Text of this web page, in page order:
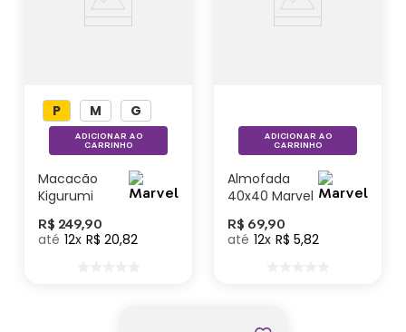
Macacão
Kigurumi
Ferro –
Marvel
R$ 249,90
12 R$ 20,82
P M G
ADICIONAR AO
CARRINHO
Almofada
40x40 Marvel
R$ 69,90
12 R$ 5,82
ADICIONAR AO
CARRINHO